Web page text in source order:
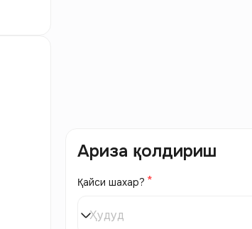
Ариза қолдириш
Қайси шахар?
Ҳудуд